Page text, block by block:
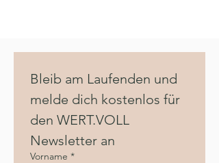
Bleib am Laufenden und
melde dich kostenlos für
den WERT.VOLL
Newsletter an
Vorname *